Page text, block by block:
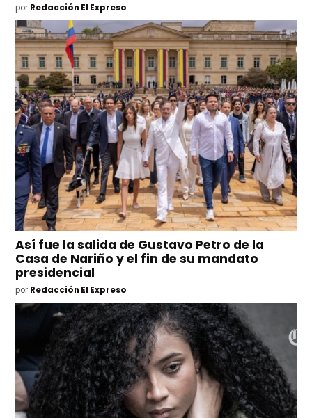
por Redacción El Expreso
Así fue la salida de Gustavo Petro de la
Casa de Nariño y el fin de su mandato
presidencial
por Redacción El Expreso